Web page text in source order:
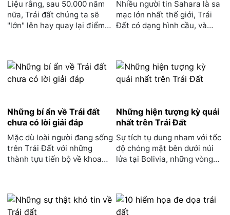
Liệu rằng, sau 50.000 năm
nữa, Trái đất chúng ta sẽ
"lớn" lên hay quay lại điểm
Nhiều người tin Sahara là sa
mạc lớn nhất thế giới, Trái
Đất có dạng hình cầu, và
Những bí ẩn về Trái đất
chưa có lời giải đáp
Mặc dù loài người đang sống
trên Trái Đất với những
thành tựu tiến bộ về khoa
Những hiện tượng kỳ quái
nhất trên Trái Đất
Sự tích tụ dung nham với tốc
độ chóng mặt bên dưới núi
lửa tại Bolivia, những vòng